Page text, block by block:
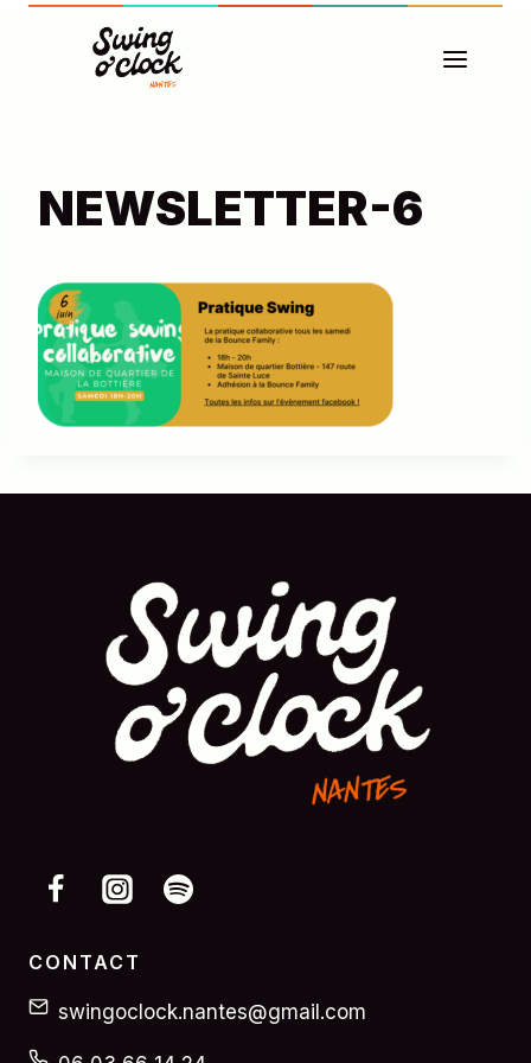
Aller
NEWSLETTER-6
CONTACT
swingoclock.nantes@gmail.com